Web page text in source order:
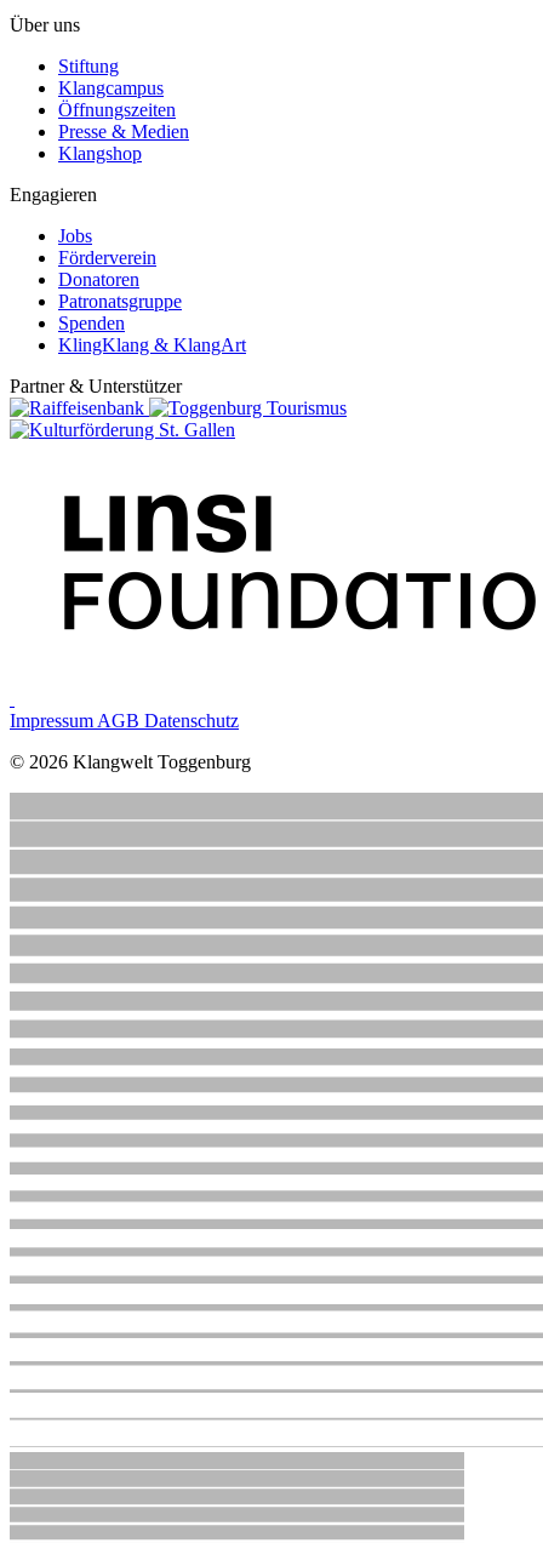
Über uns
Stiftung
Klangcampus
Öffnungszeiten
Presse & Medien
Klangshop
Engagieren
Jobs
Förderverein
Donatoren
Patronatsgruppe
Spenden
KlingKlang & KlangArt
Partner & Unterstützer
Impressum AGB Datenschutz
© 2026 Klangwelt Toggenburg